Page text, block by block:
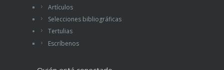
Artículos
Selecciones bibliográficas
Tertulias
Escríbenos